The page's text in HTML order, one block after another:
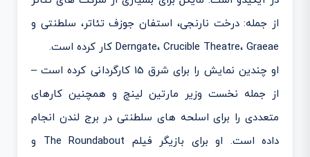
از جمله: درخت نارنجی، استفان جوزف تئاتر، سلطنتی و
Derngate، Crucible Theatre، Graeae کار کرده است.
او چندین نمایش را برای شرق 15 کارگردانی کرده است –
از جمله نخست وزیر مارتین لینچ و همچنین کارهای
متعددی را برای اسلحه های سلطنتی در برج لندن انجام
داده است. او برای بازیگر فیلم The Roundabout و